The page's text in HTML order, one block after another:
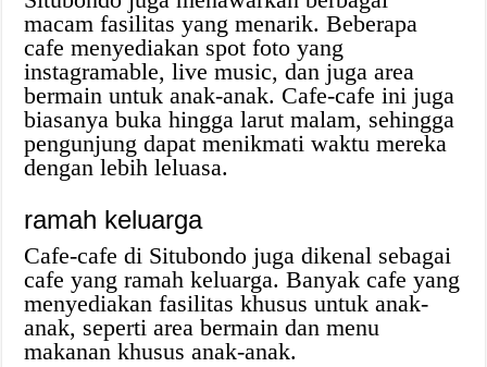
macam fasilitas yang menarik. Beberapa
cafe menyediakan spot foto yang
instagramable, live music, dan juga area
bermain untuk anak-anak. Cafe-cafe ini juga
biasanya buka hingga larut malam, sehingga
pengunjung dapat menikmati waktu mereka
dengan lebih leluasa.
ramah keluarga
Cafe-cafe di Situbondo juga dikenal sebagai
cafe yang ramah keluarga. Banyak cafe yang
menyediakan fasilitas khusus untuk anak-
anak, seperti area bermain dan menu
makanan khusus anak-anak.